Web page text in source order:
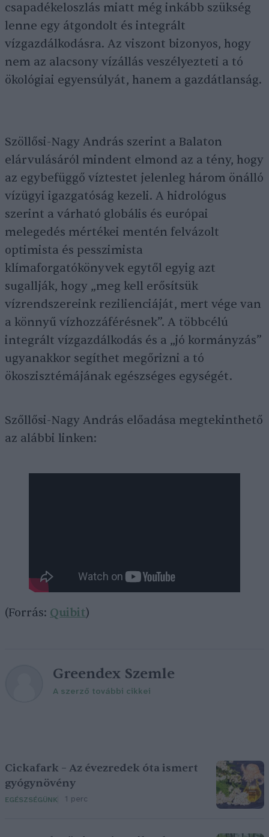
csapadékeloszlás miatt még inkább szükség
lenne egy átgondolt és integrált
vízgazdálkodásra. Az viszont bizonyos, hogy
nem az alacsony vízállás veszélyezteti a tó
ökológiai egyensúlyát, hanem a gazdátlanság.
Szöllősi-Nagy András szerint a Balaton
elárvulásáról mindent elmond az a tény, hogy
az egybefüggő víztestet jelenleg három önálló
vízügyi igazgatóság kezeli. A hidrológus
szerint a várható globális és európai
melegedés mértékei mentén felvázolt
optimista és pesszimista
klímaforgatókönyvek egytől egyig azt
sugallják, hogy „meg kell erősítsük
vízrendszereink rezilienciáját, mert vége van
a könnyű vízhozzáférésnek”. A többcélú
integrált vízgazdálkodás és a „jó kormányzás”
ugyanakkor segíthet megőrizni a tó
ökoszisztémájának egészséges egységét.
Szőllősi-Nagy András előadása megtekinthető
az alábbi linken:
(Forrás: Quibit)
Greendex Szemle
A szerző további cikkei
Cickafark – Az évezredek óta ismert
gyógynövény
EGÉSZSÉGÜNK 1 perc